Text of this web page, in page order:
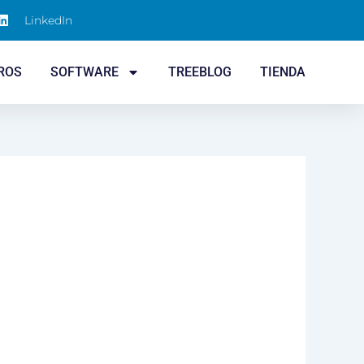
LinkedIn
SOFTWARE TREEBLOG TIENDA